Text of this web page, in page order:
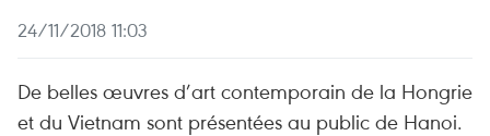
24/11/2018 11:03
De belles œuvres d’art contemporain de la Hongrie
et du Vietnam sont présentées au public de Hanoi.